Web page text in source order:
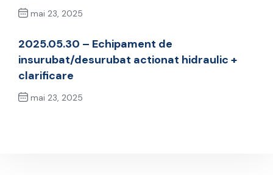
mai 23, 2025
2025.05.30 – Echipament de
insurubat/desurubat actionat hidraulic +
clarificare
mai 23, 2025